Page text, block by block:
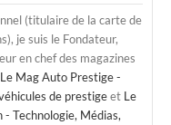
(titulaire de la carte de
je suis le Fondateur,
en chef des magazines
Le Mag Auto Prestige -
de prestigeet Le
- Technologie, Médias,